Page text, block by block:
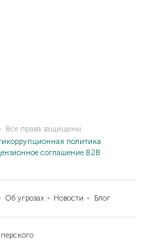
Все права защищены.
политика
соглашение B2B
Об угрозах Новости Блог